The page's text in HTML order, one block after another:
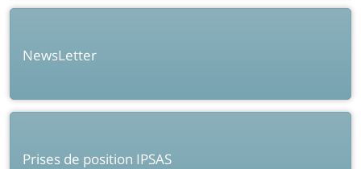
NewsLetter
Prises de position IPSAS